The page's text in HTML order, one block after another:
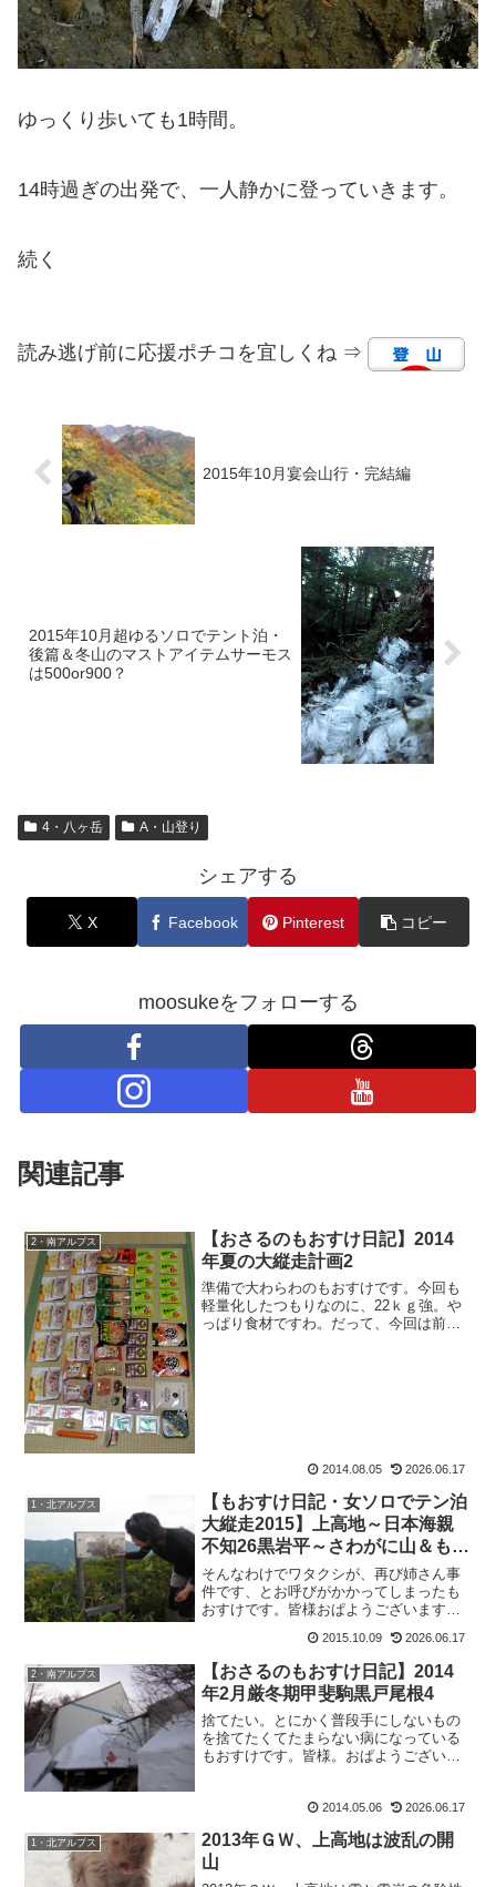
ゆっくり歩いても1時間。
14時過ぎの出発で、一人静かに登っていきます。
続く
読み逃げ前に応援ポチコを宜しくね ⇒
2015年10月宴会山行・完結編
2015年10月超ゆるソロでテント泊・
後篇＆冬山のマストアイテムサーモス
は500or900？
4・八ヶ岳 A・山登り
シェアする
X Facebook Pinterest コピー
moosukeをフォローする
関連記事
2・南アルプス
【おさるのもおすけ日記】2014
年夏の大縦走計画2
準備で大わらわのもおすけです。今回も
軽量化したつもりなのに、22ｋｇ強。や
っぱり食材ですわ。だって、今回は前回
2014.08.05 2026.06.17
1・北アルプス
【もおすけ日記・女ソロでテン泊
大縦走2015】上高地～日本海親
不知26黒岩平～さわがに山＆もお
すけ大注目ブランド
そんなわけでワタクシが、再び姉さん事
件です、とお呼びがかかってしまったも
おすけです。皆様おぱようございます。
ウさん。え？え？？ アタシってそんな
に突っ込みどころ多いブログ書いてる
の？イヤー自分では山行もブ...
2015.10.09 2026.06.17
2・南アルプス
【おさるのもおすけ日記】2014
年2月厳冬期甲斐駒黒戸尾根4
捨てたい。とにかく普段手にしないもの
を捨てたくてたまらない病になっている
もおすけです。皆様。おぱようございま
モノの持つエネルギーが停滞するから運
気も停滞してしまう。など...
2014.05.06 2026.06.17
1・北アルプス
2013年ＧＷ、上高地は波乱の開
山